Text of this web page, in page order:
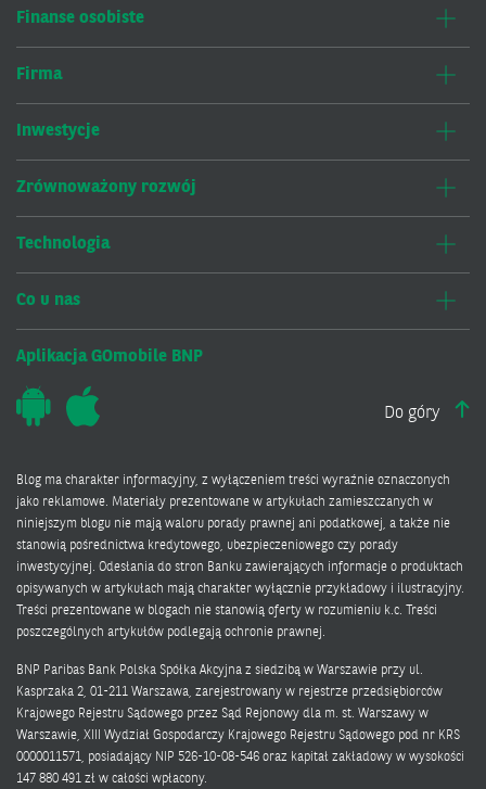
Finanse osobiste
Firma
Inwestycje
Zrównoważony rozwój
Technologia
Co u nas
Aplikacja GOmobile BNP
Do góry
Blog ma charakter informacyjny, z wyłączeniem treści wyraźnie oznaczonych
jako reklamowe. Materiały prezentowane w artykułach zamieszczanych w
niniejszym blogu nie mają waloru porady prawnej ani podatkowej, a także nie
stanowią pośrednictwa kredytowego, ubezpieczeniowego czy porady
inwestycyjnej. Odesłania do stron Banku zawierających informacje o produktach
opisywanych w artykułach mają charakter wyłącznie przykładowy i ilustracyjny.
Treści prezentowane w blogach nie stanowią oferty w rozumieniu k.c. Treści
poszczególnych artykułów podlegają ochronie prawnej.
BNP Paribas Bank Polska Spółka Akcyjna z siedzibą w Warszawie przy ul.
Kasprzaka 2, 01-211 Warszawa, zarejestrowany w rejestrze przedsiębiorców
Krajowego Rejestru Sądowego przez Sąd Rejonowy dla m. st. Warszawy w
Warszawie, XIII Wydział Gospodarczy Krajowego Rejestru Sądowego pod nr KRS
0000011571, posiadający NIP 526-10-08-546 oraz kapitał zakładowy w wysokości
147 880 491 zł w całości wpłacony.